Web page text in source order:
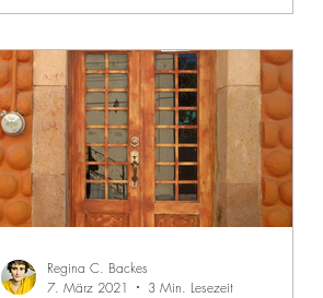
Regina C. Backes
7. März 2021
3 Min. Lesezeit